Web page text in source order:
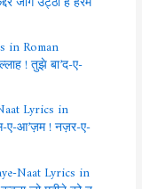
in Roman
! तुझे बा’द-ए-
Lyrics in
ए-आ’ज़म ! नज़र-ए-
Naat Lyrics in